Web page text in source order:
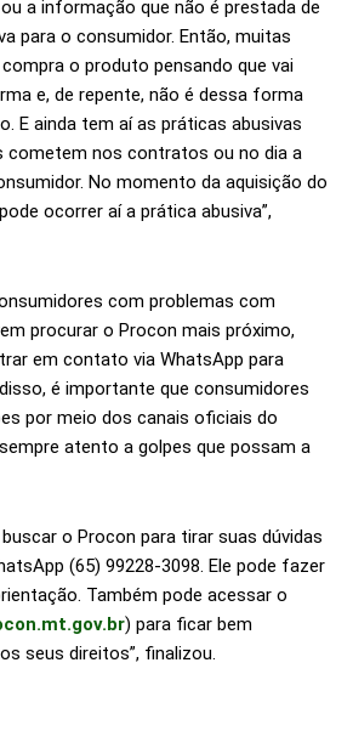
a informação que não é prestada de
para o consumidor. Então, muitas
o produto pensando que vai
e, de repente, não é dessa forma
E ainda tem aí as práticas abusivas
cometem nos contratos ou no dia a
No momento da aquisição do
ocorrer aí a prática abusiva”,
com problemas com
procurar o Procon mais próximo,
em contato via WhatsApp para
é importante que consumidores
por meio dos canais oficiais do
atento a golpes que possam a
o Procon para tirar suas dúvidas
(65) 99228-3098. Ele pode fazer
Também pode acessar o
) para ficar bem
seus direitos”, finalizou.